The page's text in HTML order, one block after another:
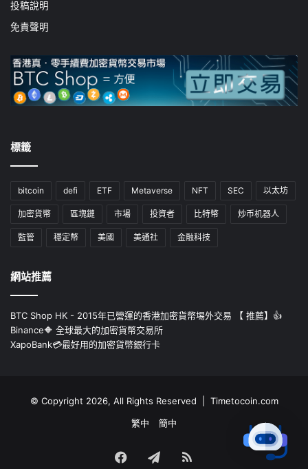
投稿說明
免責聲明
標籤
bitcoin defi ETF Metaverse NFT SEC 以太坊
加密貨幣 區塊鏈 市場 投資者 比特幣 炒币机器人
監管 穩定幣 美國 美通社 金融科技
網站推薦
BTC Shop HK - 2015年已營運的香港加密貨幣埸外交易 【 推薦】👍
Binance🔶 全球最大的加密貨幣交易所
XapoBank💳最好用的加密貨幣銀行卡
© Copyright 2026, All Rights Reserved | Timetocoin.com
繁中
簡中
FacebookTelegram
RSS